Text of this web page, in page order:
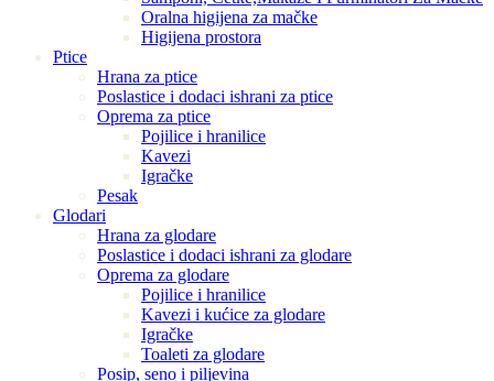
Oralna higijena za mačke
Higijena prostora
Ptice
Hrana za ptice
Poslastice i dodaci ishrani za ptice
Oprema za ptice
Pojilice i hranilice
Kavezi
Igračke
Pesak
Glodari
Hrana za glodare
Poslastice i dodaci ishrani za glodare
Oprema za glodare
Pojilice i hranilice
Kavezi i kućice za glodare
Igračke
Toaleti za glodare
Posip, seno i piljevina